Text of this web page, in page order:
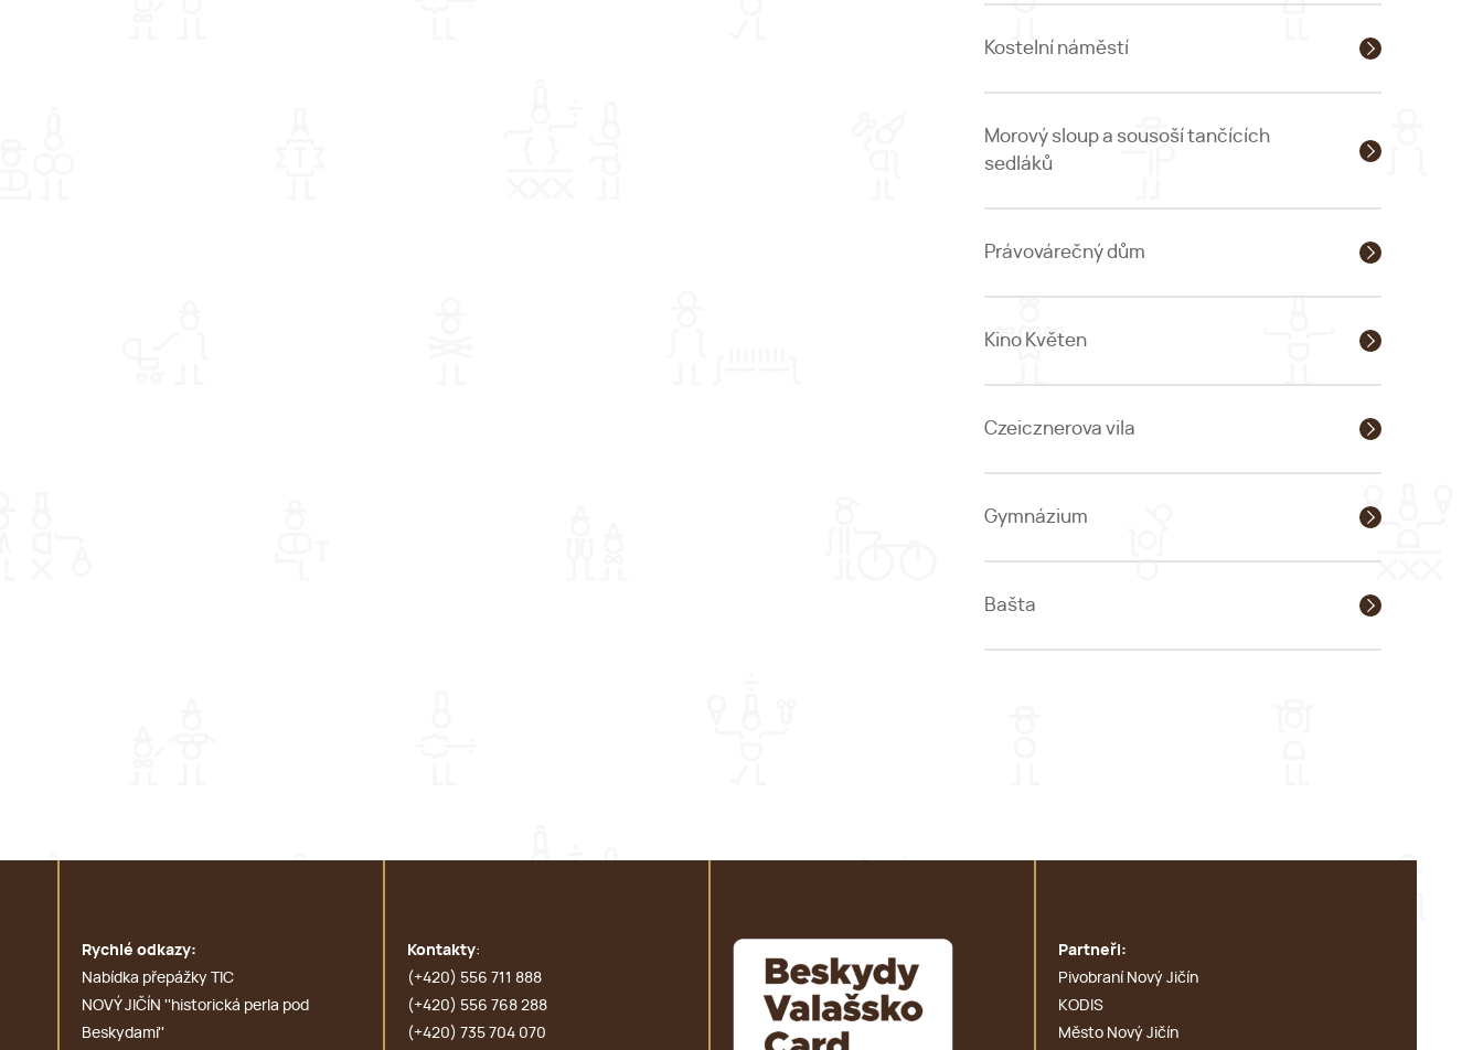
Kostelní náměstí
Morový sloup a sousoší tančících
sedláků
Právovárečný dům
Kino Květen
Czeicznerova vila
Gymnázium
Bašta
Rychlé odkazy:
Nabídka přepážky TIC
NOVÝ JIČÍN ''historická perla pod
Beskydami''
Kontakty:
(+420) 556 711 888
(+420) 556 768 288
(+420) 735 704 070
Partneři:
Pivobraní Nový Jičín
KODIS
Město Nový Jičín